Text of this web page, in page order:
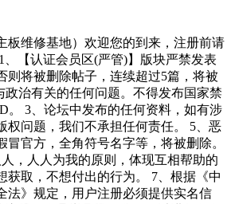
板维修基地）欢迎您的到来，注册前请
、【认证会员区(严管)】版块严禁发表
则将被删除帖子，连续超过5篇，将被
政治有关的任何问题。不得发布国家禁
。 3、论坛中发布的任何资料，如有涉
权问题，我们不承担任何责任。 5、恶
冒官方，全角符号名字等，将被删除。
，人人为我的原则，体现互相帮助的
获取，不想付出的行为。 7、根据《中
法》规定，用户注册必须提供实名信